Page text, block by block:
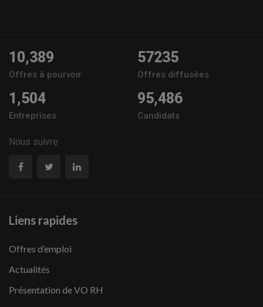
10,389
Offres à pourvoir
57235
Offres diffusées
1,504
Entreprises
95,486
Candidats
Nous suivre
Liens rapides
Offres d’emploi
Actualités
Présentation de VO RH